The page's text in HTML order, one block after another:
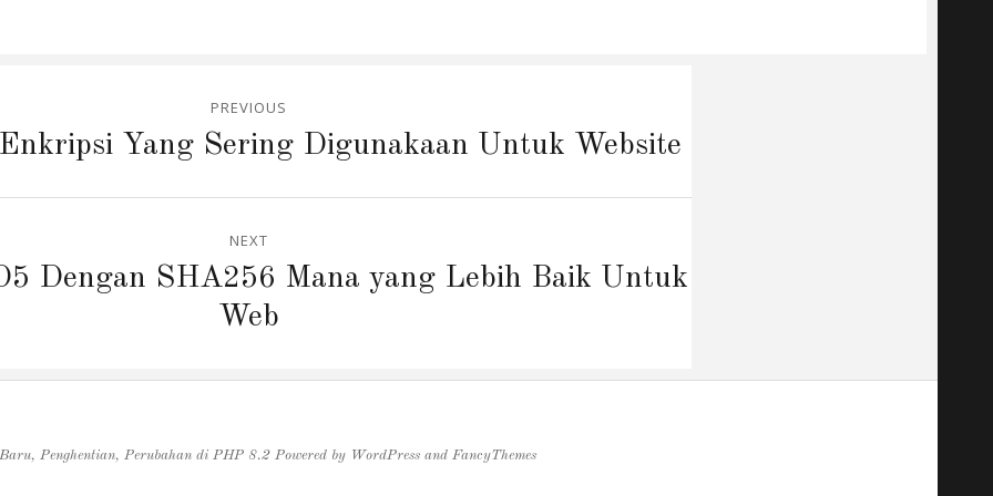
PREVIOUS
Yang Sering Digunakaan Untuk Website
NEXT
Dengan SHA256 Mana yang Lebih Baik Untuk
Web
Penghentian, Perubahan di PHP 8.2Powered by WordPressand FancyThemes